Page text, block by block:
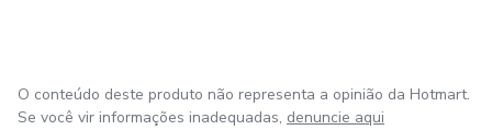
O conteúdo deste produto não representa a opinião da Hotmart.
Se você vir informações inadequadas, denuncie aqui